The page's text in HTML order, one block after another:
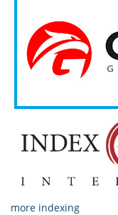
more indexing